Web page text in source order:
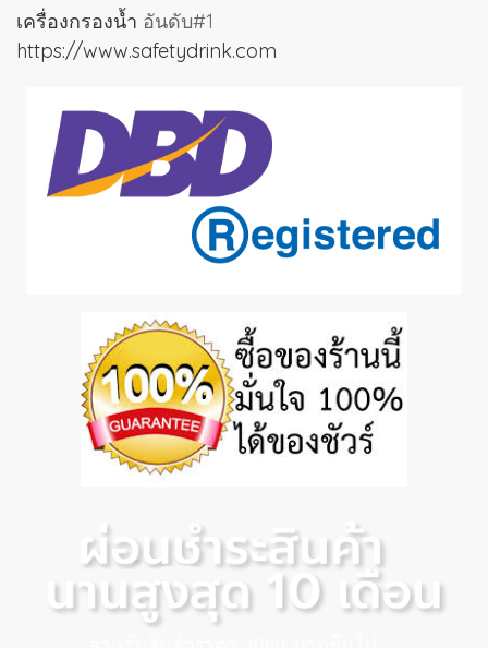
เครื่องกรองน้ำ อันดับ#1
https://www.safetydrink.com